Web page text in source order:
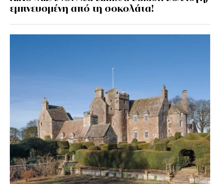
εμπνευσμένη από τη σοκολάτα!